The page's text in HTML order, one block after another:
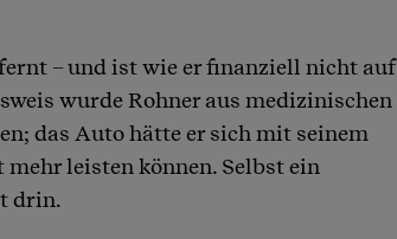
– und ist wie er finanziell nicht auf
wurde Rohner aus medizinischen
das Auto hätte er sich mit seinem
leisten können. Selbst ein
drin.